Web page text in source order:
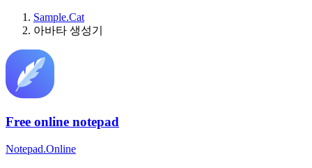
Sample.Cat
아바타 생성기
Free online notepad
Notepad.Online